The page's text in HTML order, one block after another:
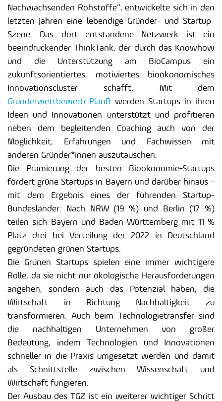
Nachwachsenden Rohstoffe“, entwickelte sich in den
letzten Jahren eine lebendige Gründer- und Startup-
Szene. Das dort entstandene Netzwerk ist ein
beeindruckender ThinkTank, der durch das Knowhow
und die Unterstützung am BioCampus ein
zukunftsorientiertes, motiviertes bioökonomisches
Innovationscluster schafft. Mit dem
Gründerwettbewerb PlanB werden Startups in ihren
Ideen und Innovationen unterstützt und profitieren
neben dem begleitenden Coaching auch von der
Möglichkeit, Erfahrungen und Fachwissen mit
anderen Gründer*innen auszutauschen.
Die Prämierung der besten Bioökonomie-Startups
fördert grüne Startups in Bayern und darüber hinaus –
mit dem Ergebnis eines der führenden Startup-
Bundesländer: Nach NRW (19 %) und Berlin (17 %)
teilen sich Bayern und Baden-Württemberg mit 11 %
Platz drei bei Verteilung der 2022 in Deutschland
gegründeten grünen Startups.
Die Grünen Startups spielen eine immer wichtigere
Rolle, da sie nicht nur ökologische Herausforderungen
angehen, sondern auch das Potenzial haben, die
Wirtschaft in Richtung Nachhaltigkeit zu
transformieren. Auch beim Technologietransfer sind
die nachhaltigen Unternehmen von großer
Bedeutung, indem Technologien und Innovationen
schneller in die Praxis umgesetzt werden und damit
als Schnittstelle zwischen Wissenschaft und
Wirtschaft fungieren.
Der Ausbau des TGZ ist ein weiterer wichtiger Schritt